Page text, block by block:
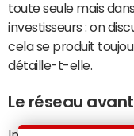
toute seule mais
investisseurs : on
cela se produit
détaille-t-elle.
Le réseau